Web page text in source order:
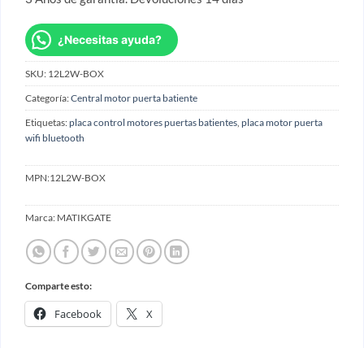
¿Necesitas ayuda?
SKU: 12L2W-BOX
Categoría:Central motor puerta batiente
Etiquetas:placa control motores puertas batientes, placa motor puerta
wifi bluetooth
MPN:12L2W-BOX
Marca: MATIKGATE
Comparte esto:
Facebook X